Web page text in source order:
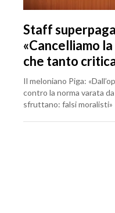
Staff
«Cancelliamo
che tanto
Il meloniano Piga:
contro la norma varata
sfruttano: falsi moralisti»